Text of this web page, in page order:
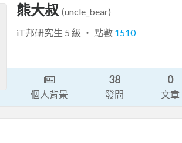
熊大叔 (uncle_bear)
iT邦研究生 5 級 ‧ 點數 1510
個人背景
38
發問
0
文章